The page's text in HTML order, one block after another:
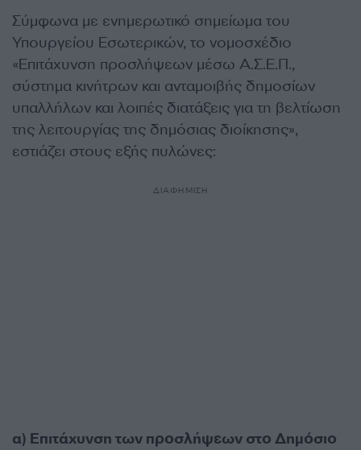
Σύμφωνα με ενημερωτικό σημείωμα του
Υπουργείου Εσωτερικών, το νομοσχέδιο
«Επιτάχυνση προσλήψεων μέσω Α.Σ.Ε.Π.,
σύστημα κινήτρων και ανταμοιβής δημοσίων
υπαλλήλων και λοιπές διατάξεις για τη βελτίωση
της λειτουργίας της δημόσιας διοίκησης»,
εστιάζει στους εξής πυλώνες:
ΔΙΑΦΗΜΙΣΗ
α) Επιτάχυνση των προσλήψεων στο Δημόσιο